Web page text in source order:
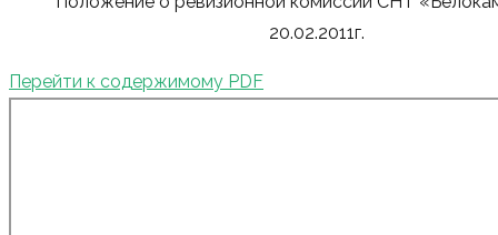
20.02.2011г.
Перейти к содержимому PDF